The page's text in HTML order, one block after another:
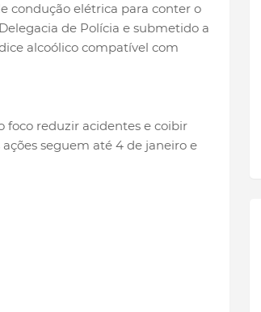
condução elétrica para conter o
de Polícia e submetido a
alcoólico compatível com
foco reduzir acidentes e coibir
seguem até 4 de janeiro e